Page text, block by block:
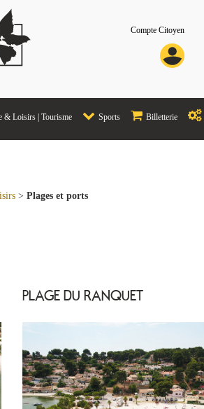
Compte Citoyen
& Loisirs | Tourisme Sports Billetterie
> Plages et ports
PLAGE DU RANQUET